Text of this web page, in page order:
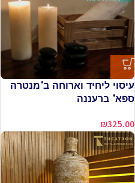
עיסוי ליחיד וארוחה ב"מנטרה
ספא" ברעננה
₪325.00